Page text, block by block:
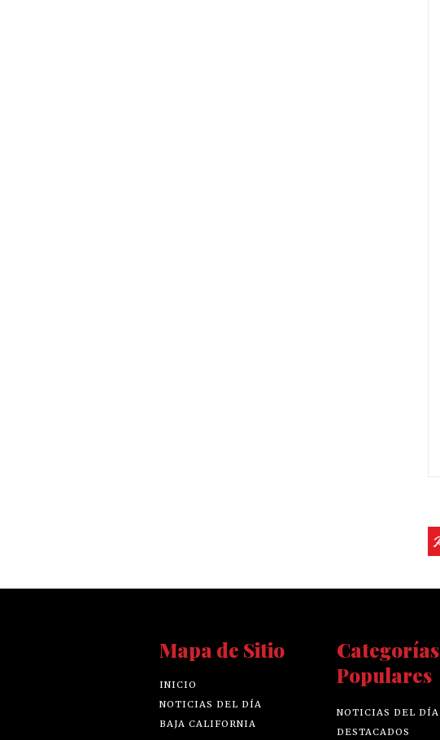
Mapa de Sitio
INICIO
NOTICIAS DEL DÍA
BAJA CALIFORNIA
Categorías
Populares
NOTICIAS DEL DÍA
DESTACADOS